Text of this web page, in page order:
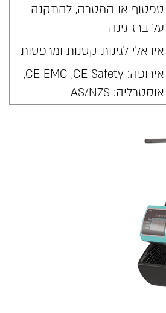
טפטוף או המטרה, להתקנה
על ברז גינה
אידאלי לגינות קטנות ומרפסות
אירופה: CE EMC ,CE Safety,
אוסטרליה: AS/NZS